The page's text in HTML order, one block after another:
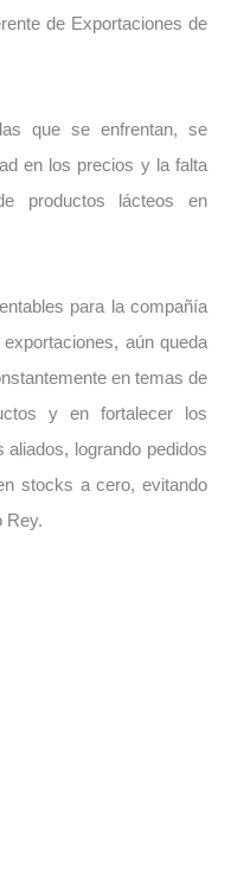
de Exportaciones de
que se enfrentan, se
en los precios y la falta
productos lácteos en
para la compañía
aún queda
en temas de
y en fortalecer los
logrando pedidos
stocks a cero, evitando
Rey.